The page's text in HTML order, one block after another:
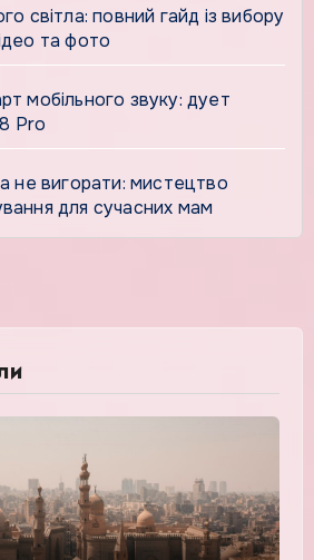
світла: повний гайд із вибору
та фото
мобільного звуку: дует
Pro
не вигорати: мистецтво
для сучасних мам